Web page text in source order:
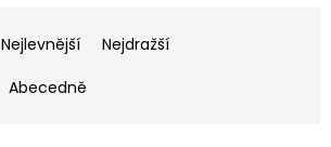
Nejlevnější
Nejdražší
Abecedně